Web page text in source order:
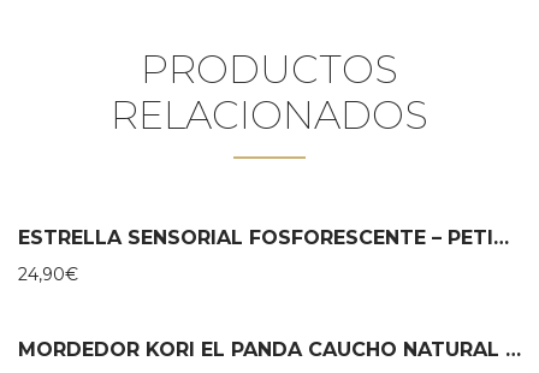
PRODUCTOS
RELACIONADOS
ESTRELLA SENSORIAL FOSFORESCENTE – PETIT BOUM
24,90€
MORDEDOR KORI EL PANDA CAUCHO NATURAL – LANCO